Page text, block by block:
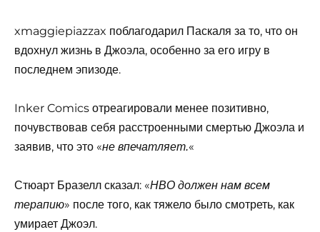
xmaggiepiazzax поблагодарил Паскаля за то, что он
вдохнул жизнь в Джоэла, особенно за его игру в
последнем эпизоде.
Inker Comics отреагировали менее позитивно,
почувствовав себя расстроенными смертью Джоэла и
заявив, что это «не впечатляет.«
Стюарт Бразелл сказал: «HBO должен нам всем
терапию» после того, как тяжело было смотреть, как
умирает Джоэл.